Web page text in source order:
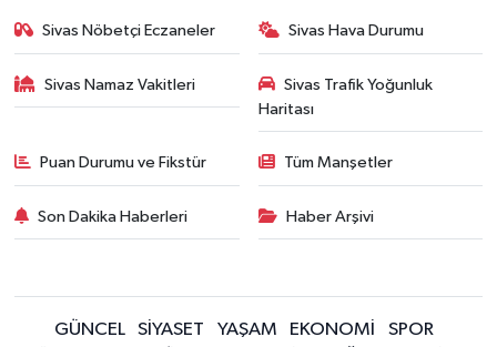
Sivas Nöbetçi Eczaneler Sivas Hava Durumu
Sivas Namaz Vakitleri
Sivas Trafik Yoğunluk
Haritası
Puan Durumu ve Fikstür Tüm Manşetler
Son Dakika Haberleri Haber Arşivi
GÜNCEL SİYASET YAŞAM EKONOMİ
SPOR